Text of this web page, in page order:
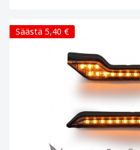
Säästä 5,40 €